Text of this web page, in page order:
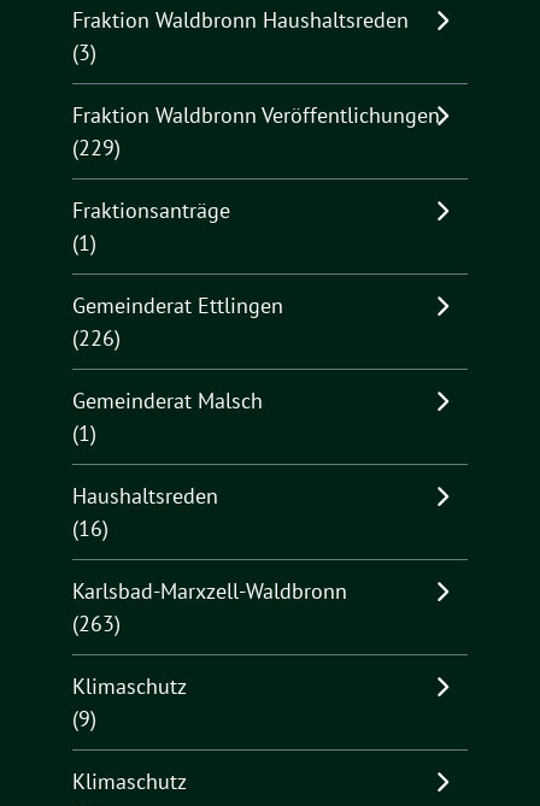
Fraktion Waldbronn Haushaltsreden
(3)
Fraktion Waldbronn Veröffentlichungen
(229)
Fraktionsanträge
(1)
Gemeinderat Ettlingen
(226)
Gemeinderat Malsch
(1)
Haushaltsreden
(16)
Karlsbad-Marxzell-Waldbronn
(263)
Klimaschutz
(9)
Klimaschutz